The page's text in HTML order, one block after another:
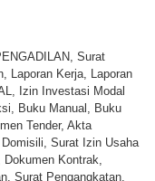
Surat
Laporan Kerja, Laporan
Izin Investasi Modal
Buku Manual, Buku
Tender, Akta
Surat Izin Usaha
Dokumen Kontrak,
Surat Pengangkatan,